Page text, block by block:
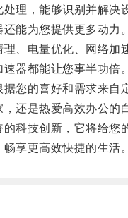
，能够识别并解决
能为您提供更多动力。
电量优化、网络加
器都能让您事半功倍。
的喜好和需求来自定
是热爱高效办公的
技创新，它将给您
享更高效快捷的生活。